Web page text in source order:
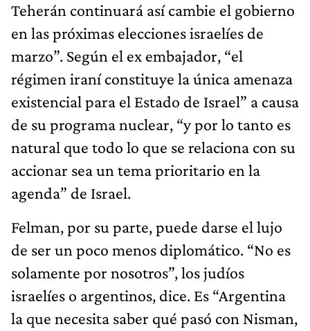
Teherán continuará así cambie el gobierno
en las próximas elecciones israelíes de
marzo”. Según el ex embajador, “el
régimen iraní constituye la única amenaza
existencial para el Estado de Israel” a causa
de su programa nuclear, “y por lo tanto es
natural que todo lo que se relaciona con su
accionar sea un tema prioritario en la
agenda” de Israel.
Felman, por su parte, puede darse el lujo
de ser un poco menos diplomático. “No es
solamente por nosotros”, los judíos
israelíes o argentinos, dice. Es “Argentina
la que necesita saber qué pasó con Nisman,